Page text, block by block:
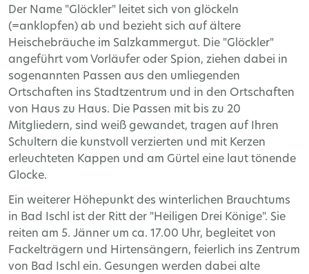
Der Name "Glöckler" leitet sich von glöckeln
(=anklopfen) ab und bezieht sich auf ältere
Heischebräuche im Salzkammergut. Die "Glöckler"
angeführt vom Vorläufer oder Spion, ziehen dabei in
sogenannten Passen aus den umliegenden
Ortschaften ins Stadtzentrum und in den Ortschaften
von Haus zu Haus. Die Passen mit bis zu 20
Mitgliedern, sind weiß gewandet, tragen auf Ihren
Schultern die kunstvoll verzierten und mit Kerzen
erleuchteten Kappen und am Gürtel eine laut tönende
Glocke.
Ein weiterer Höhepunkt des winterlichen Brauchtums
in Bad Ischl ist der Ritt der "Heiligen Drei Könige". Sie
reiten am 5. Jänner um ca. 17.00 Uhr, begleitet von
Fackelträgern und Hirtensängern, feierlich ins Zentrum
von Bad Ischl ein. Gesungen werden dabei alte